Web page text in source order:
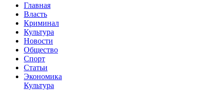
Главная
Власть
Криминал
Культура
Новости
Общество
Спорт
Статьи
Экономика
Культура